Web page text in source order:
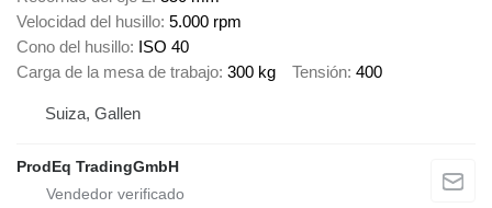
Velocidad del husillo 5.000 rpm
Cono del husillo ISO 40
Carga de la mesa de trabajo 300 kg Tensión 400
Suiza, Gallen
ProdEq TradingGmbH